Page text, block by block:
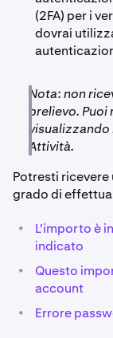
(2FA) per i
dovrai
Nota: non
prelievo.
Attività.
Potresti ricevere
grado di
•
L'importo è
indicato
•
Questo
account
• Errore